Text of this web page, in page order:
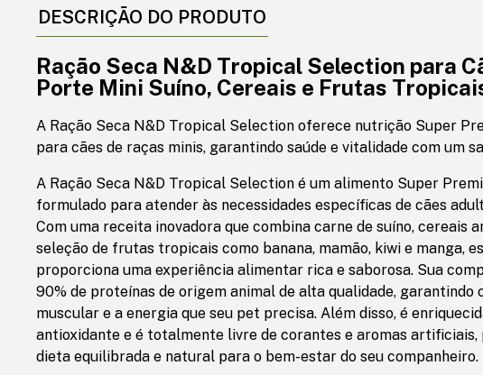
DESCRIÇÃO DO PRODUTO
Ração Seca N&D Tropical Selection para
Porte Mini Suíno, Cereais e Frutas
A Ração Seca N&D Tropical Selection oferece nutrição Super
para cães de raças minis, garantindo saúde e vitalidade com um
A Ração Seca N&D Tropical Selection é um alimento Super
formulado para atender às necessidades específicas de cães
Com uma receita inovadora que combina carne de suíno, cereais
seleção de frutas tropicais como banana, mamão, kiwi e manga,
proporciona uma experiência alimentar rica e saborosa. Sua
90% de proteínas de origem animal de alta qualidade, garantindo
muscular e a energia que seu pet precisa. Além disso, é
antioxidante e é totalmente livre de corantes e aromas artificiais,
dieta equilibrada e natural para o bem-estar do seu companheiro.